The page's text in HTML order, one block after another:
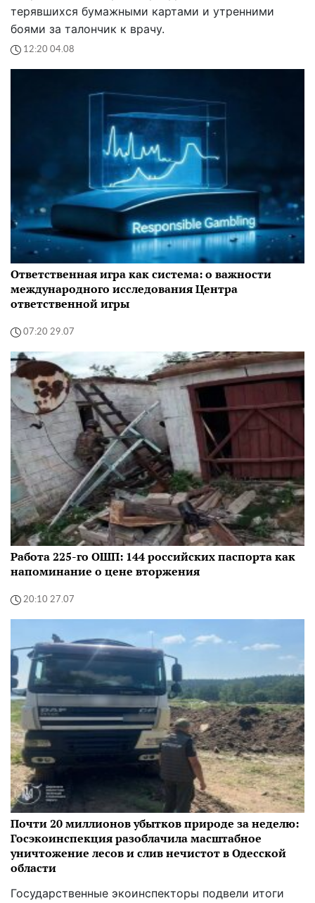
терявшихся бумажными картами и утренними
боями за талончик к врачу.
12:20 04.08
Ответственная игра как система: о важности
международного исследования Центра
ответственной игры
07:20 29.07
Работа 225-го ОШП: 144 российских паспорта как
напоминание о цене вторжения
20:10 27.07
Почти 20 миллионов убытков природе за неделю:
Госэкоинспекция разоблачила масштабное
уничтожение лесов и слив нечистот в Одесской
области
Государственные экоинспекторы подвели итоги